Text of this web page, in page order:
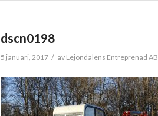
dscn0198
5 januari, 2017 / av Lejondalens Entreprenad AB